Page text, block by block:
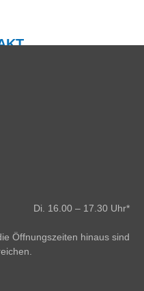
Di. 16.00 – 17.30 Uhr*
Öffnungszeiten hinaus sind